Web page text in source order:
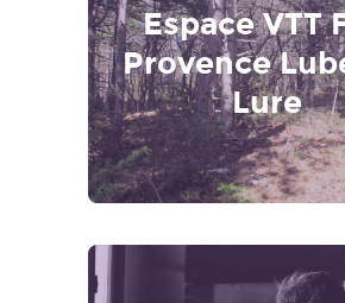
Espace VTT
Provence
Lure